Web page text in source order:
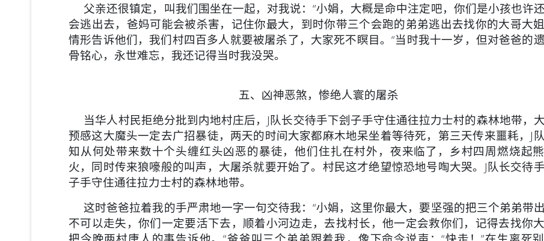
父亲还很镇定，叫我们围坐在一起，对我说：“小娟，大概是命中注定吧，你们是小孩也许
会逃出去，爸妈可能会被杀害，记住你最大，到时你带三个会跑的弟弟逃出去找你的大哥大
情形告诉他们，我们村四百多人就要被屠杀了，大家死不瞑目。“当时我十一岁，但对爸爸的
骨铭心，永世难忘，我还记得当时我没哭。
五、凶神恶煞，惨绝人寰的屠杀
当华人村民拒绝分批到内地村庄后，J队长交待手下刽子手守住通往拉力士村的森林地带，
预感这大魔头一定去广招暴徒，两天的时间大家都麻木地呆坐着等待死，第三天传来噩耗，J
知从何处带来数十个头缠红头凶恶的暴徒，他们住扎在村外，夜来临了，乡村四周燃烧起
火，同时传来狼嚎般的叫声，大屠杀就要开始了。村民这才绝望惊恐地号啕大哭。J队长交待
子手守住通往拉力士村的森林地带。
这时爸爸拉着我的手严肃地一字一句交待我：“小娟，这里你最大，要坚强的把三个弟弟带出
不可以走失，你们一定要活下去，顺着小河边走，去找村长，他一定会救你们，记得去找你大